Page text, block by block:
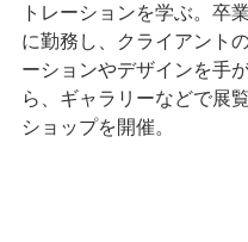
トレーションを学ぶ。卒
に勤務し、クライアント
ーションやデザインを手
ら、ギャラリーなどで展
ショップを開催。